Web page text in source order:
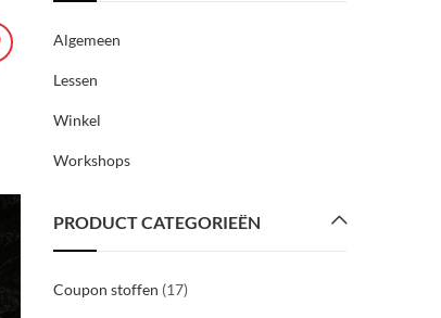
31
Algemeen
Lessen
Winkel
Workshops
PRODUCT CATEGORIEËN
Coupon stoffen (17)